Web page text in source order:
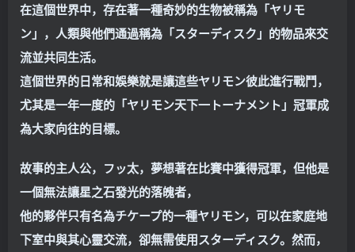
在這個世界中，存在著一種奇妙的生物被稱為「ヤリモ
ン」，人類與他們通過稱為「スターディスク」的物品來交
流並共同生活。
這個世界的日常和娛樂就是讓這些ヤリモン彼此進行戰鬥，
尤其是一年一度的「ヤリモン天下一トーナメント」冠軍成
為大家向往的目標。
故事的主人公，フッ太，夢想著在比賽中獲得冠軍，但他是
一個無法讓星之石發光的落魄者，
他的夥伴只有名為チケープ的一種ヤリモン，可以在家庭地
下室中與其心靈交流，卻無需使用スターディスク。 然而，